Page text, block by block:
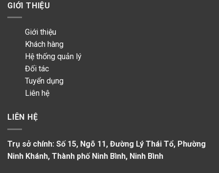
GIỚI THIỆU
Giới thiệu
Khách hàng
Hệ thống quản lý
Đối tác
Tuyển dụng
Liên hệ
LIÊN HỆ
Trụ sở chính: Số 15, Ngõ 11, Đường Lý Thái Tổ, Phường
Ninh Khánh, Thành phố Ninh Bình, Ninh Bình